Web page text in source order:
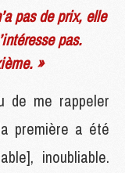
pas de prix, elle
pas.
»
de me rappeler
première a été
inoubliable.